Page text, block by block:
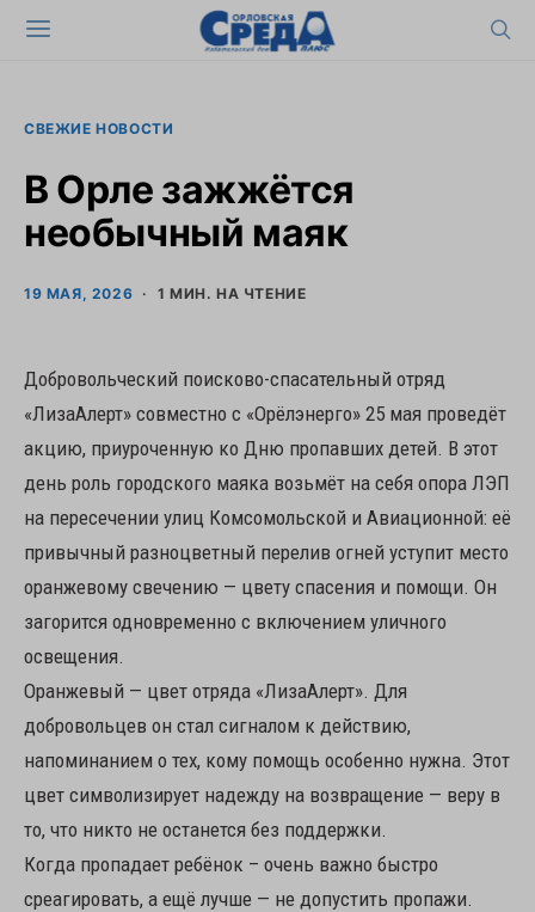
СВЕЖИЕ НОВОСТИ
В Орле зажжётся
необычный маяк
19 МАЯ, 2026 1 МИН. НА ЧТЕНИЕ
Добровольческий поисково-спасательный отряд
«ЛизаАлерт» совместно с «Орёлэнерго» 25 мая проведёт
акцию, приуроченную ко Дню пропавших детей. В этот
день роль городского маяка возьмёт на себя опора ЛЭП
на пересечении улиц Комсомольской и Авиационной: её
привычный разноцветный перелив огней уступит место
оранжевому свечению — цвету спасения и помощи. Он
загорится одновременно с включением уличного
освещения.
Оранжевый — цвет отряда «ЛизаАлерт». Для
добровольцев он стал сигналом к действию,
напоминанием о тех, кому помощь особенно нужна. Этот
цвет символизирует надежду на возвращение — веру в
то, что никто не останется без поддержки.
Когда пропадает ребёнок – очень важно быстро
среагировать, а ещё лучше — не допустить пропажи.